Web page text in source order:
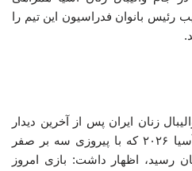
رئیس بانوان فدراسیون این تیم را
زنان ایران پس از آخرین دیدار
تیم ملی والیبال زنان در جام آسیا ۲۰۲۶ که با پیروزی سه بر صفر
رسید، اظهار داشت: بازی امروز